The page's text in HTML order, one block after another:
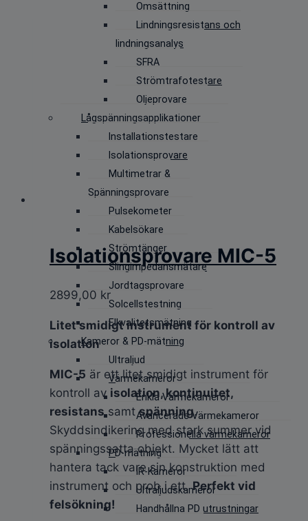
Omsättning
Lindningsresistans och
lindningsanalys
SFRA
Strömtrafotestare
Oljeprovare
Lågspänningsapplikationer
Installationstestare
Isolationsprovare
Multimetrar &
Spänningsprovare
Pulsekometer
Kabelsökare
Strömtänger
Slingimpedansmätare
Jordtagsprovare
Solcellstestning
Elkvalitetsmätning
Kameror & PD-mätning
Ultraljud
Värmekameror
Enkla Värmekameror
Avancerade Värmekameror
Professionella värmekameror
PD-mätning
IR-Kameror
Ultraljudskameror
Handhållna PD utrustningar
Isolationsprovare MIC-5
2899,00 kr
Litet smidigt instrument för kontroll av
isolation
MIC-5 är ett litet smidigt instrument för
kontroll av isolation, kontinuitet,
resistanssamtspänning.
Skyddsindikering med stark summer vid
spänningssatta objekt. Mycket lätt att
hantera tack vare sin konstruktion med
instrument och prob i ett.Perfekt vid
felsökning!